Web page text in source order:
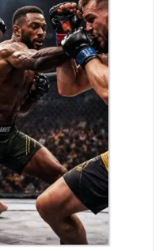
de
la
carte
UFC
300
à
ne
pas
manquer